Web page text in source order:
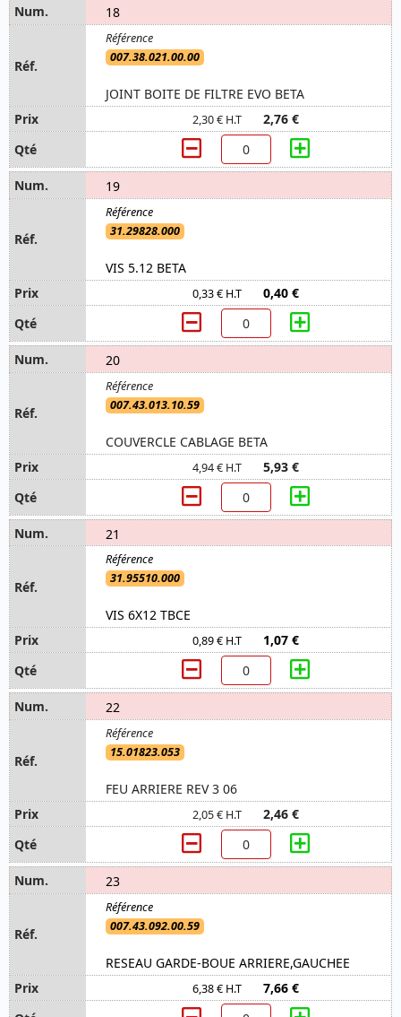
18
007.38.021.00.00
JOINT BOITE DE FILTRE EVO BETA
2,30 € H.T 2,76 €
19
31.29828.000
VIS 5.12 BETA
0,33 € H.T 0,40 €
20
007.43.013.10.59
COUVERCLE CABLAGE BETA
4,94 € H.T 5,93 €
21
31.95510.000
VIS 6X12 TBCE
0,89 € H.T 1,07 €
22
15.01823.053
FEU ARRIERE REV 3 06
2,05 € H.T 2,46 €
23
007.43.092.00.59
RESEAU GARDE-BOUE ARRIERE,GAUCHEE
6,38 € H.T 7,66 €